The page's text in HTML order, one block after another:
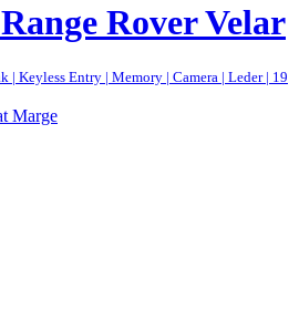
Rover Velar
| Keyless Entry | Memory | Camera | Leder | 19
Marge